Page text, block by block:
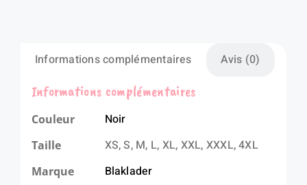
Informations complémentaires Avis (0)
Informations complémentaires
Couleur Noir
Taille XS, S, M, L, XL, XXL, XXXL, 4XL
Marque Blaklader